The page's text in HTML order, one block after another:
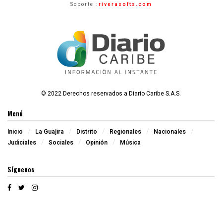
Soporte : riverasofts.com
© 2022 Derechos reservados a Diario Caribe S.A.S.
Menú
Inicio La Guajira Distrito Regionales
Nacionales
Judiciales
Sociales Opinión Música
Síguenos